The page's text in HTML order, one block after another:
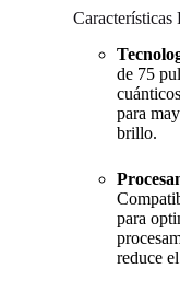
Características
de 75
para
brillo.
para
reduce